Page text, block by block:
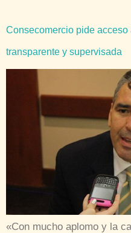
Consecomercio pide acceso
transparente y supervisada
«Con mucho aplomo y la